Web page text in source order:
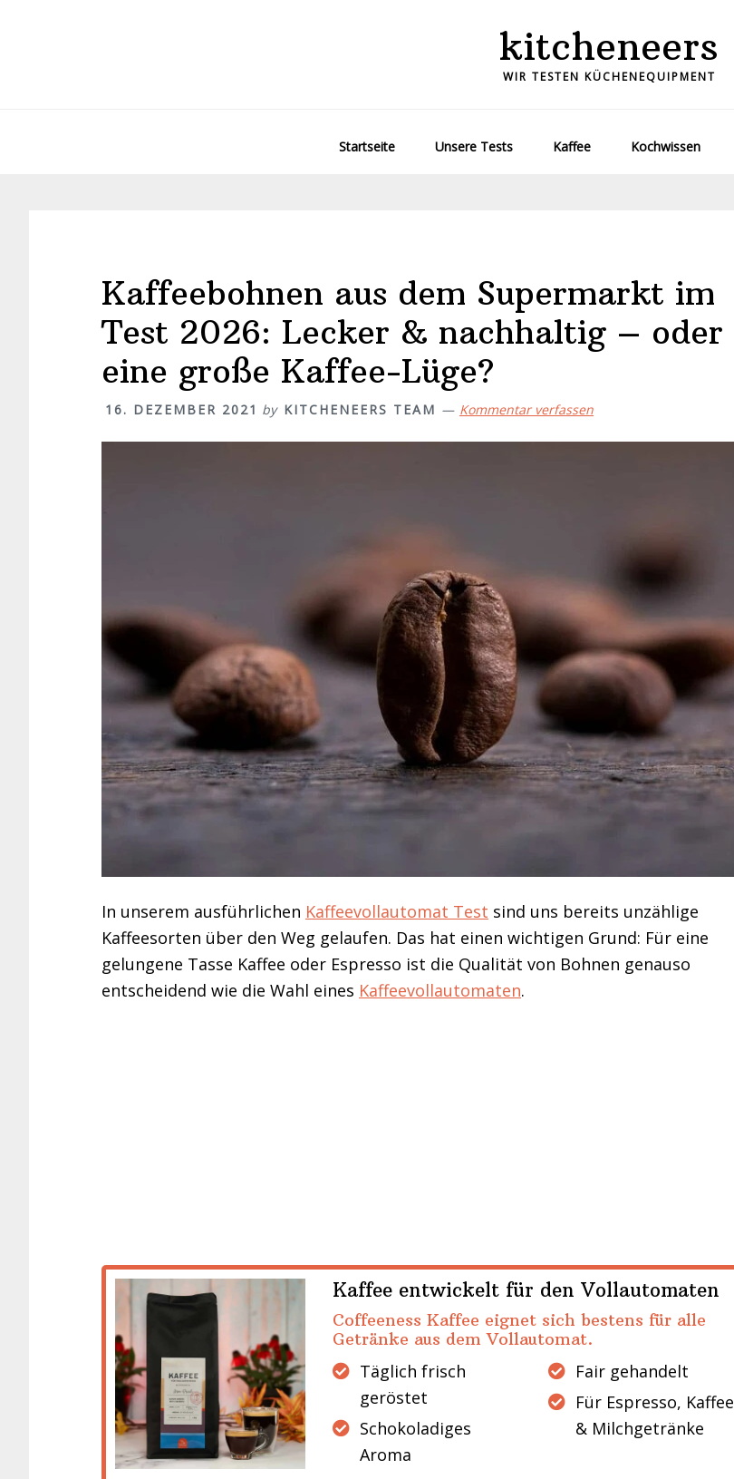
kitcheneers
WIR TESTEN KÜCHENEQUIPMENT
Startseite Unsere Tests Kaffee Kochwissen
Kaffeebohnen aus dem Supermarkt im
Test 2026: Lecker & nachhaltig – oder
eine große Kaffee-Lüge?
16. DEZEMBER 2021 by KITCHENEERS TEAM Kommentar verfassen
In unserem ausführlichen Kaffeevollautomat Test sind uns bereits unzählige
Kaffeesorten über den Weg gelaufen. Das hat einen wichtigen Grund: Für eine
gelungene Tasse Kaffee oder Espresso ist die Qualität von Bohnen genauso
entscheidend wie die Wahl eines Kaffeevollautomaten.
Kaffee entwickelt für den Vollautomaten
Coffeeness Kaffee eignet sich bestens für alle
Getränke aus dem Vollautomat.
Täglich frisch
geröstet
Schokoladiges
Aroma
Fair gehandelt
Für Espresso, Kaffee
& Milchgetränke